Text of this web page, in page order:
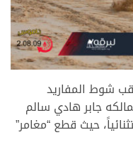
شوط المفاريد
جابر هادي سالم
حيث قطع “مغامر”